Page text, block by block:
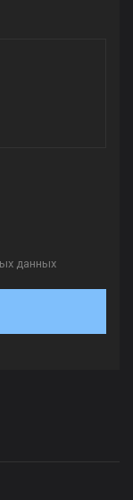
данных